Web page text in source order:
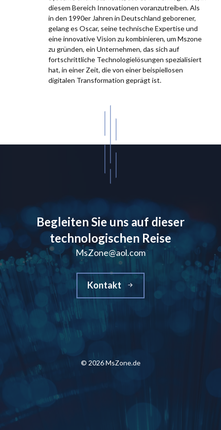
diesem Bereich Innovationen voranzutreiben. Als
in den 1990er Jahren in Deutschland geborener,
gelang es Oscar, seine technische Expertise und
eine innovative Vision zu kombinieren, um Mszone
zu gründen, ein Unternehmen, das sich auf
fortschrittliche Technologielösungen spezialisiert
hat, in einer Zeit, die von einer beispiellosen
digitalen Transformation geprägt ist.
Begleiten Sie uns auf dieser
technologischen Reise
MsZone@aol.com
Kontakt
© 2026 MsZone.de